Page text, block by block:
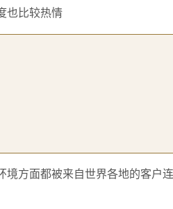
也比较热情
境方面都被来自世界各地的客户连